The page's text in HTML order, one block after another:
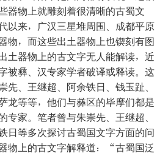
器物上就雕刻着很清晰的古蜀文
以来，广汉三星堆周围、成都平原
物，而这些出土器物上也锲刻有图
土器物上的古文字无人能解读，近
被彝、汉专家学者破译或释读。这
先、王继超、阿余铁日、钱玉趾、
龙等等，他们与彝区的毕摩们都是
专家。笔者曾与朱崇先、王继超、
日等多次探讨古蜀国文字方面的问
物上的古文字解释道：“古蜀国泛